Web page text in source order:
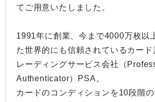
てご用意いたしました。
1991年に創業、今まで4000万枚以
た世界的にも信頼されているカー
レーディングサービス会社（
Authenticator）PSA。
カードのコンディションを10段階